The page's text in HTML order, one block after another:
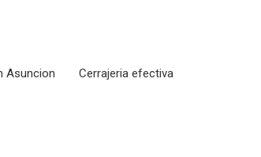
Asuncion
Cerrajeria efectiva